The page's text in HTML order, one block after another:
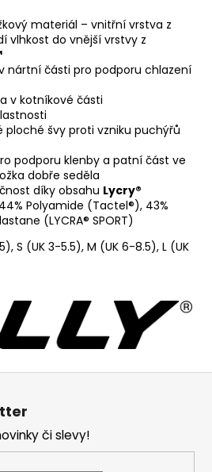
materiál – vnitřní vrstva z
vlhkost do vnější vrstvy z
nártní části pro podporu chlazení
v kotníkové části
ploché švy proti vzniku puchýřů
podporu klenby a patní část ve
dobře seděla
díky obsahu Lycry®
44% Polyamide (Tactel®), 43%
(LYCRA® SPORT)
S (UK 3-5.5), M (UK 6-8.5), L (UK
či slevy!